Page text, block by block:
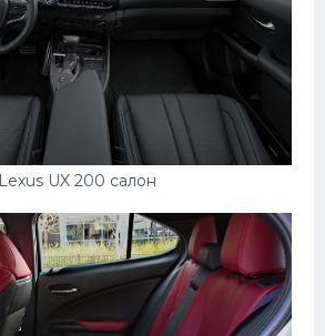
Lexus UX 200 салон